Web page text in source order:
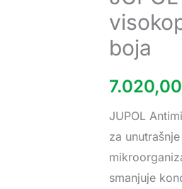
boja
7.020,00
JUPOL
za
smanjuje
Antimicrob
antimikrobna
boja
količina